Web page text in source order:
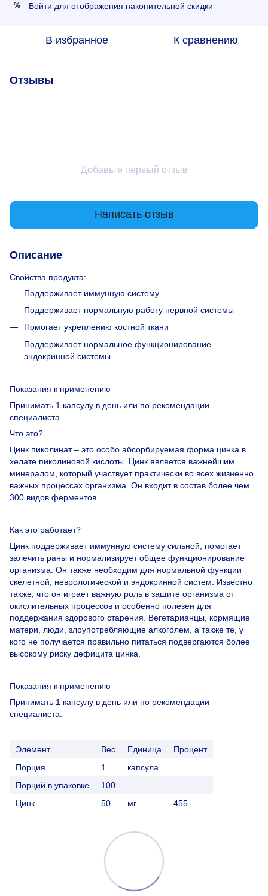
% Войти для отображения накопительной скидки
В избранное К сравнению
Отзывы
Добавьте первый отзыв
Написать отзыв
Описание
Свойства продукта:
Поддерживает иммунную систему
Поддерживает нормальную работу нервной системы
Помогает укреплению костной ткани
Поддерживает нормальное функционирование
эндокринной системы
Показания к применению
Принимать 1 капсулу в день или по рекомендации
специалиста.
Что это?
Цинк пиколинат – это особо абсорбируемая форма цинка в
хелате пиколиновой кислоты. Цинк является важнейшим
минералом, который участвует практически во всех жизненно
важных процессах организма. Он входит в состав более чем
300 видов ферментов.
Как это работает?
Цинк поддерживает иммунную систему сильной, помогает
залечить раны и нормализирует общее функционирование
организма. Он также необходим для нормальной функции
скелетной, неврологической и эндокринной систем. Известно
также, что он играет важную роль в защите организма от
окислительных процессов и особенно полезен для
поддержания здорового старения. Вегетарианцы, кормящие
матери, люди, злоупотребляющие алкоголем, а также те, у
кого не получается правильно питаться подвергаются более
высокому риску дефицита цинка.
Показания к применению
Принимать 1 капсулу в день или по рекомендации
специалиста.
Элемент Вес Единица
Процент
Порция
1
капсула
Порций в упаковке
100
Цинк
50 мг 455